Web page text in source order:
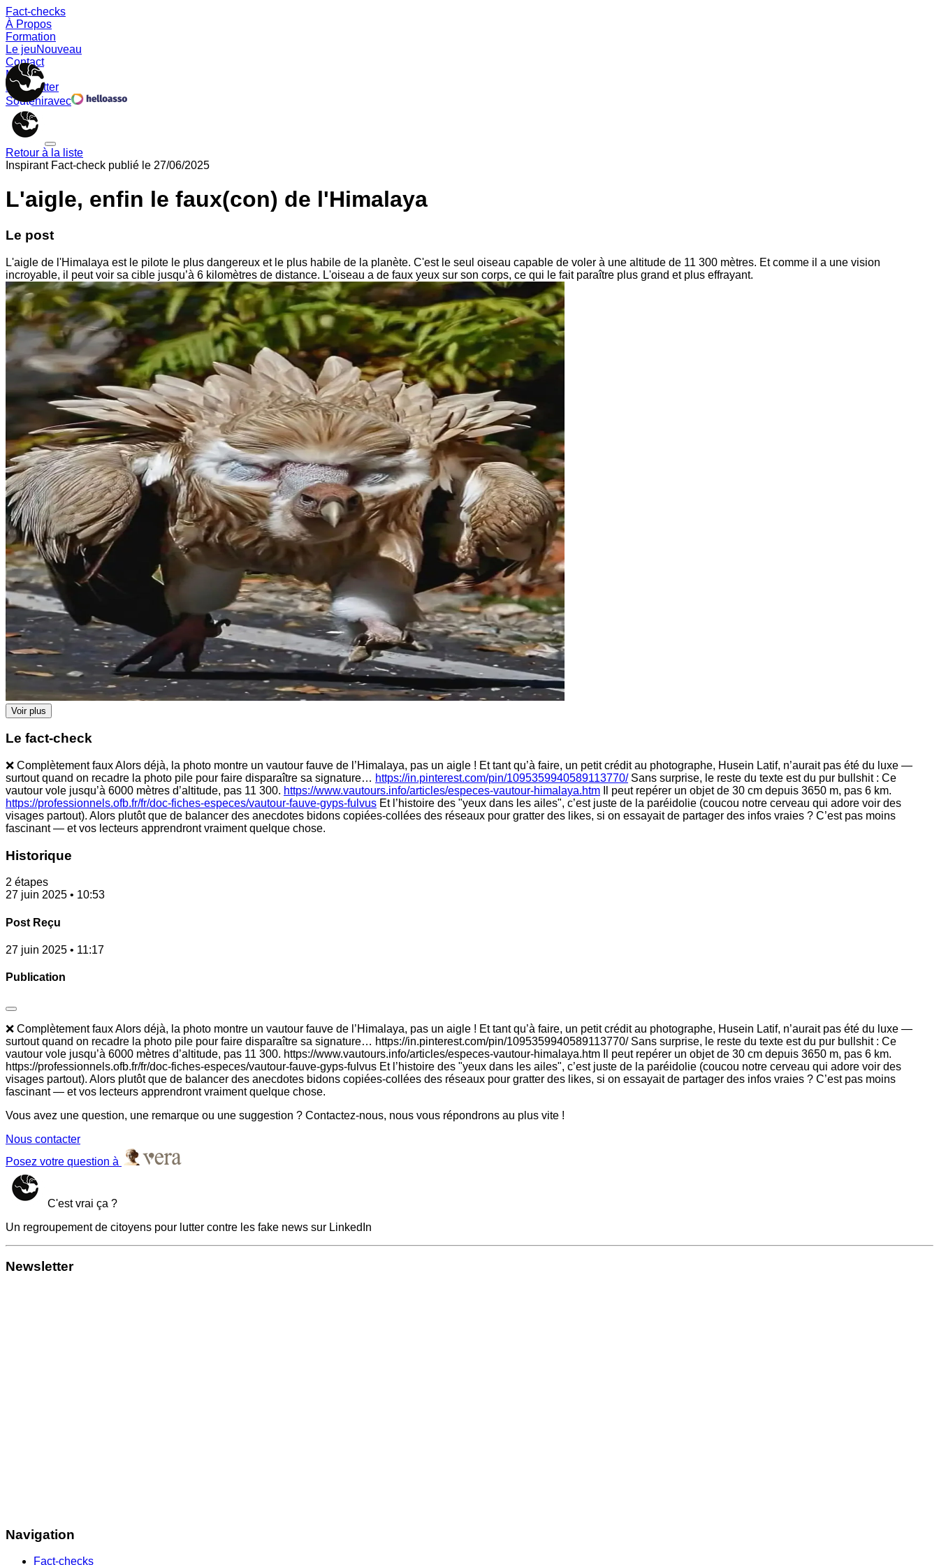
Fact-checks
À Propos
Formation
Le jeuNouveau
Contact
Memes
Newsletter
Souteniravec
Retour à la liste
InspirantFact-check publié le 27/06/2025
L'aigle, enfin le faux(con) de l'Himalaya
Le post
L'aigle de l'Himalaya est le pilote le plus dangereux et le plus habile de la planète. C'est le seul oiseau capable de voler à une altitude de 11 300 mètres. Et comme il a une vision
incroyable, il peut voir sa cible jusqu’à 6 kilomètres de distance. L'oiseau a de faux yeux sur son corps, ce qui le fait paraître plus grand et plus effrayant.
Voir plus
Le fact-check
❌ Complètement faux Alors déjà, la photo montre un vautour fauve de l’Himalaya, pas un aigle ! Et tant qu’à faire, un petit crédit au photographe, Husein Latif, n’aurait pas été du luxe —
surtout quand on recadre la photo pile pour faire disparaître sa signature… https://in.pinterest.com/pin/1095359940589113770/Sans surprise, le reste du texte est du pur bullshit : Ce
vautour vole jusqu’à 6000 mètres d’altitude, pas 11 300. https://www.vautours.info/articles/especes-vautour-himalaya.htm Il peut repérer un objet de 30 cm depuis 3650 m, pas 6 km.
https://professionnels.ofb.fr/fr/doc-fiches-especes/vautour-fauve-gyps-fulvus Et l’histoire des "yeux dans les ailes", c’est juste de la paréidolie (coucou notre cerveau qui adore voir des
visages partout). Alors plutôt que de balancer des anecdotes bidons copiées-collées des réseaux pour gratter des likes, si on essayait de partager des infos vraies ? C’est pas moins
fascinant — et vos lecteurs apprendront vraiment quelque chose.
Historique
2 étapes
27 juin 2025 • 10:53
Post Reçu
27 juin 2025 • 11:17
Publication
❌ Complètement faux Alors déjà, la photo montre un vautour fauve de l’Himalaya, pas un aigle ! Et tant qu’à faire, un petit crédit au photographe, Husein Latif, n’aurait pas été du luxe —
surtout quand on recadre la photo pile pour faire disparaître sa signature… https://in.pinterest.com/pin/1095359940589113770/ Sans surprise, le reste du texte est du pur bullshit : Ce
vautour vole jusqu’à 6000 mètres d’altitude, pas 11 300. https://www.vautours.info/articles/especes-vautour-himalaya.htm Il peut repérer un objet de 30 cm depuis 3650 m, pas 6 km.
https://professionnels.ofb.fr/fr/doc-fiches-especes/vautour-fauve-gyps-fulvus Et l’histoire des "yeux dans les ailes", c’est juste de la paréidolie (coucou notre cerveau qui adore voir des
visages partout). Alors plutôt que de balancer des anecdotes bidons copiées-collées des réseaux pour gratter des likes, si on essayait de partager des infos vraies ? C’est pas moins
fascinant — et vos lecteurs apprendront vraiment quelque chose.
Vous avez une question, une remarque ou une suggestion ? Contactez-nous, nous vous répondrons au plus vite !
Nous contacter
Posez votre question à
C'est vrai ça ?
Un regroupement de citoyens pour lutter contre les fake news sur LinkedIn
Newsletter
Navigation
Fact-checks